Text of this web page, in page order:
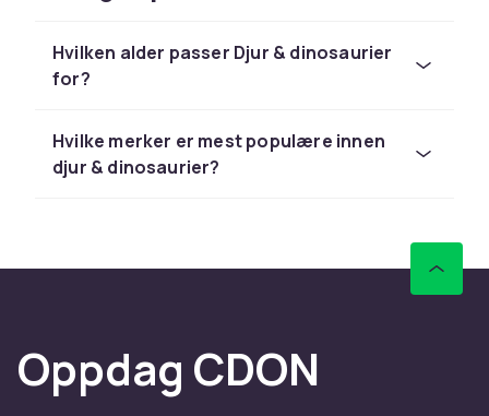
og interesser. Hos CDON handler du trygt med
rask levering og enkel retur.
Hos CDON finner du dyr & dinosaurier fra LEGO,
Barbie og Schleich til konkurransedyktige
priser med rask levering og enkel retur.
Sammenlign produkter og les
Hvilken alder passer Djur & dinosaurier
for?
Hvilke merker er mest populære innen
djur & dinosaurier?
Oppdag CDON